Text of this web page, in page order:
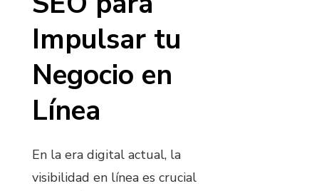
Impulsar tu
Negocio en
Línea
En la era digital actual, la
visibilidad en línea es crucial